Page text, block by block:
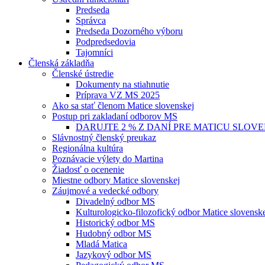
Predseda
Správca
Predseda Dozorného výboru
Podpredsedovia
Tajomníci
Členská základňa
Členské ústredie
Dokumenty na stiahnutie
Príprava VZ MS 2025
Ako sa stať členom Matice slovenskej
Postup pri zakladaní odborov MS
DARUJTE 2 % Z DANÍ PRE MATICU
Slávnostný členský preukaz
Regionálna kultúra
Poznávacie výlety do Martina
Žiadosť o ocenenie
Miestne odbory Matice slovenskej
Záujmové a vedecké odbory
Divadelný odbor MS
Kulturologicko-filozofický odbor Matice
Historický odbor MS
Hudobný odbor MS
Mladá Matica
Jazykový odbor MS